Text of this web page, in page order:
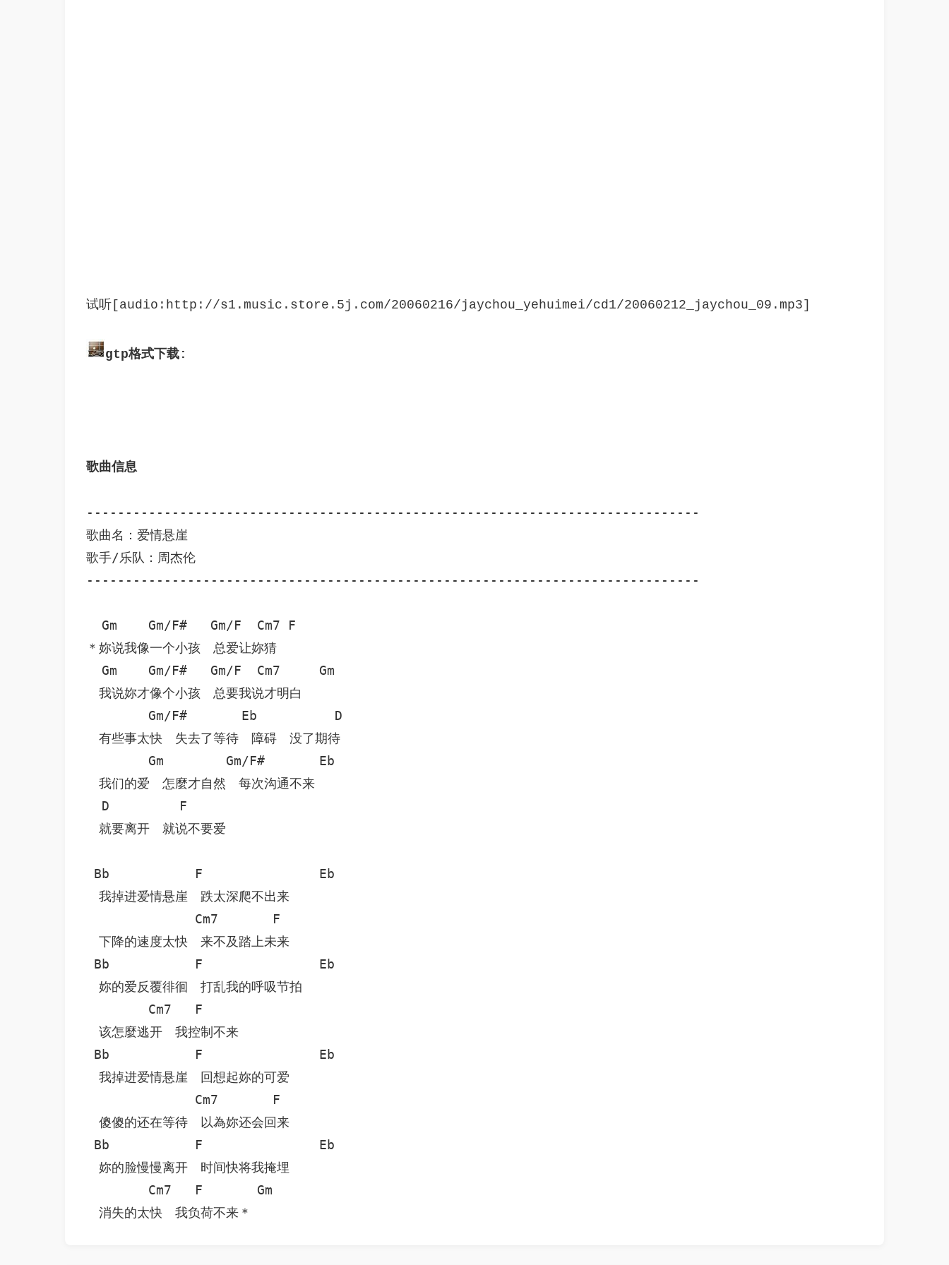
试听[audio:http://s1.music.store.5j.com/20060216/jaychou_yehuimei/cd1/20060212_jaychou_09.mp3]
gtp格式下载:
歌曲信息
-------------------------------------------------------------------------------
歌曲名：爱情悬崖
歌手/乐队：周杰伦
-------------------------------------------------------------------------------
  Gm    Gm/F#   Gm/F  Cm7 F
＊妳说我像一个小孩　总爱让妳猜
  Gm    Gm/F#   Gm/F  Cm7     Gm
我说妳才像个小孩　总要我说才明白
        Gm/F#       Eb          D
有些事太快　失去了等待　障碍　没了期待
        Gm        Gm/F#       Eb
我们的爱　怎麼才自然　每次沟通不来
  D         F
就要离开　就说不要爱
Bb           F               Eb
我掉进爱情悬崖　跌太深爬不出来
              Cm7       F
下降的速度太快　来不及踏上未来
Bb           F               Eb
妳的爱反覆徘徊　打乱我的呼吸节拍
        Cm7   F
该怎麼逃开　我控制不来
Bb           F               Eb
我掉进爱情悬崖　回想起妳的可爱
              Cm7       F
傻傻的还在等待　以為妳还会回来
Bb           F               Eb
妳的脸慢慢离开　时间快将我掩埋
        Cm7   F       Gm
消失的太快　我负荷不来＊